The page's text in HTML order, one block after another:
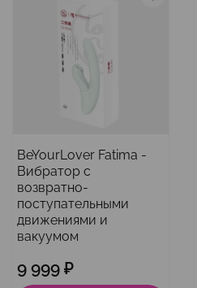
BeYourLover Fatima -
Вибратор с
возвратно-
поступательными
движениями и
вакуумом
9 999 ₽